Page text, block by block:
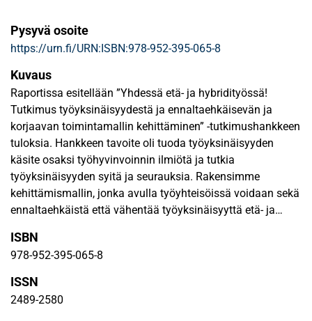
Pysyvä osoite
https://urn.fi/URN:ISBN:978-952-395-065-8
Kuvaus
Raportissa esitellään ”Yhdessä etä- ja hybridityössä!
Tutkimus työyksinäisyydestä ja ennaltaehkäisevän ja
korjaavan toimintamallin kehittäminen” -tutkimushankkeen
tuloksia. Hankkeen tavoite oli tuoda työyksinäisyyden
käsite osaksi työhyvinvoinnin ilmiötä ja tutkia
työyksinäisyyden syitä ja seurauksia. Rakensimme
kehittämismallin, jonka avulla työyhteisöissä voidaan sekä
ennaltaehkäistä että vähentää työyksinäisyyttä etä- ja
Tutkimuksen aineistona oli tilastollinen 2020–2021 kerätty
kolmen mittauspisteen pitkittäisaineisto sekä laadullinen
kahtena ajankohtana kerätty haastatteluaineisto.
ISBN
978-952-395-065-8
ISSN
2489-2580